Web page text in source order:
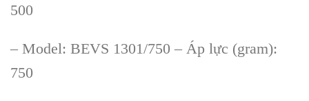
500
– Model: BEVS 1301/750 – Áp lực (gram):
750